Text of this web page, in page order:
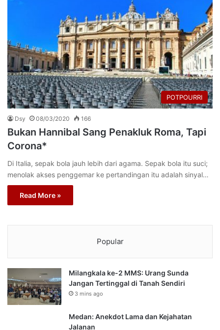
POTPOURRI
Dsy 08/03/2020 166
Bukan Hannibal Sang Penakluk Roma, Tapi
Corona*
Di Italia, sepak bola jauh lebih dari agama. Sepak bola itu suci;
menolak akses penggemar ke pertandingan itu adalah sinyal…
Read More »
Popular
Milangkala ke-2 MMS: Urang Sunda
Jangan Tertinggal di Tanah Sendiri
3 mins ago
Medan: Anekdot Lama dan Kejahatan
Jalanan